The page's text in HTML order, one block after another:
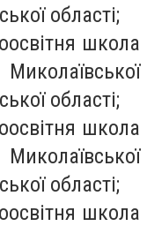
області;
школа
області;
школа
області;
школа